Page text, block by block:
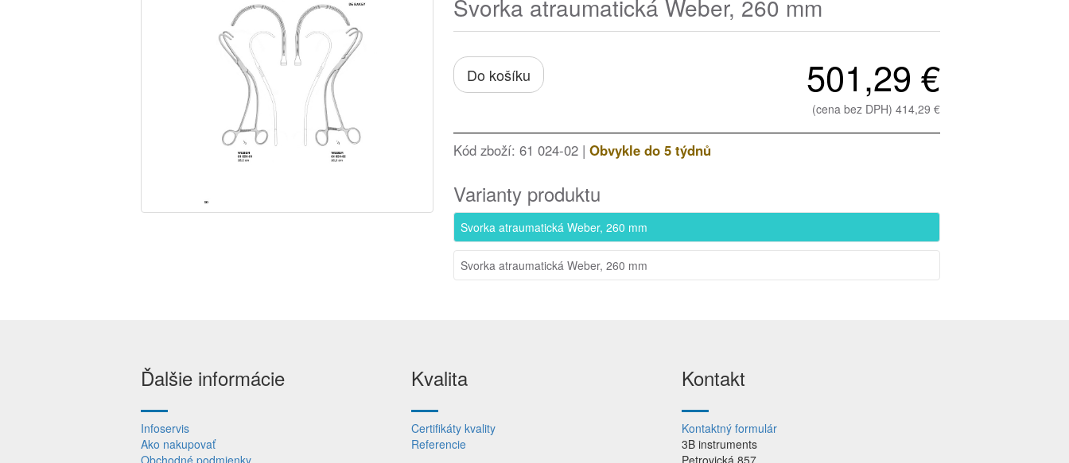
Svorka atraumatická Weber, 260 mm
Do košíku 501,29 €
(cena bez DPH) 414,29 €
Kód zboží: 61 024-02 | Obvykle do 5 týdnů
Varianty produktu
Svorka atraumatická Weber, 260 mm
Svorka atraumatická Weber, 260 mm
Ďalšie informácie
Infoservis
Ako nakupovať
Obchodné podmienky
Kvalita
Certifikáty kvality
Referencie
Kontakt
Kontaktný formulár
3B instruments
Petrovická 857